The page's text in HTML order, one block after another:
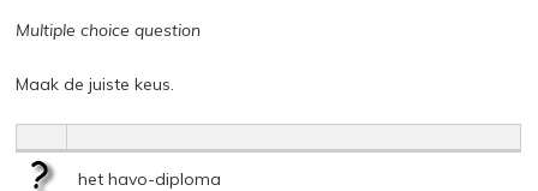
Multiple choice question
Maak de juiste keus.
het havo-diploma